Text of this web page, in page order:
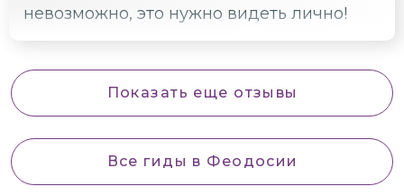
невозможно, это нужно видеть лично!
Показать еще отзывы
Все гиды в Феодосии